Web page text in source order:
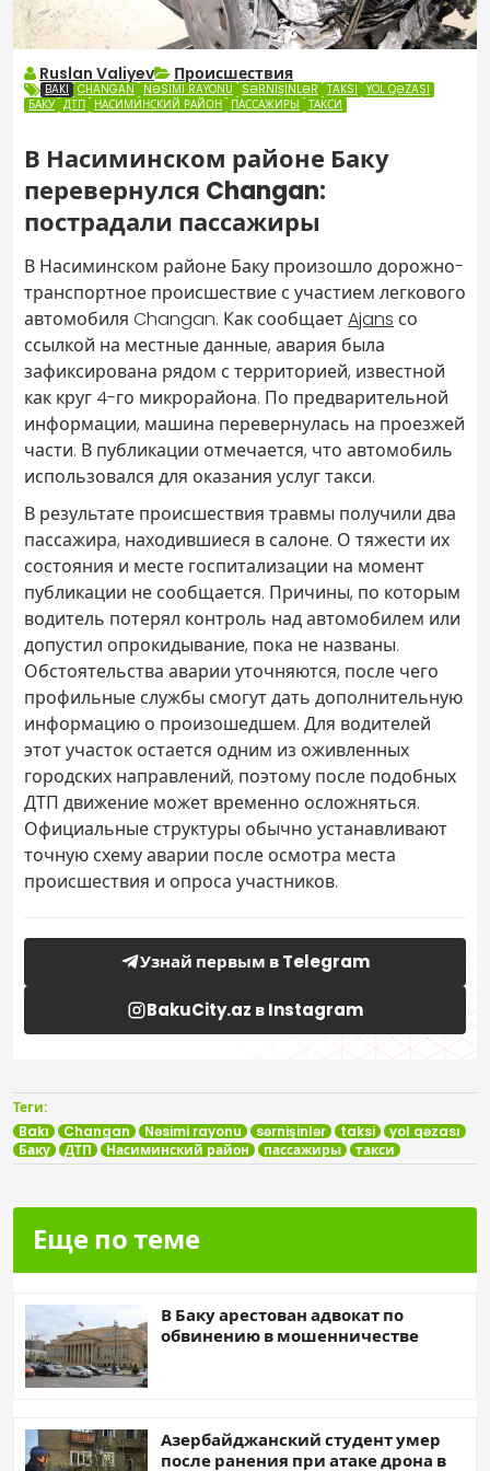
Ruslan Valiyev Происшествия
BAKI CHANGAN NƏSIMI RAYONU SƏRNIŞINLƏR TAKSI YOL QƏZASI
БАКУ ДТП НАСИМИНСКИЙ РАЙОН ПАССАЖИРЫ ТАКСИ
В Насиминском районе Баку
перевернулся Changan:
пострадали пассажиры
В Насиминском районе Баку произошло дорожно-
транспортное происшествие с участием легкового
автомобиля Changan. Как сообщаетAjans со
ссылкой на местные данные, авария была
зафиксирована рядом с территорией, известной
как круг 4-го микрорайона. По предварительной
информации, машина перевернулась на проезжей
части. В публикации отмечается, что автомобиль
использовался для оказания услуг такси.
В результате происшествия травмы получили два
пассажира, находившиеся в салоне. О тяжести их
состояния и месте госпитализации на момент
публикации не сообщается. Причины, по которым
водитель потерял контроль над автомобилем или
допустил опрокидывание, пока не названы.
Обстоятельства аварии уточняются, после чего
профильные службы смогут дать дополнительную
информацию о произошедшем. Для водителей
этот участок остается одним из оживленных
городских направлений, поэтому после подобных
ДТП движение может временно осложняться.
Официальные структуры обычно устанавливают
точную схему аварии после осмотра места
происшествия и опроса участников.
Узнай первым в Telegram
BakuCity.az в Instagram
Теги:
Bakı
Changan Nəsimi rayonu sərnişinlər taksi
yol qəzası
Баку
ДТП Насиминский район пассажиры такси
Еще по теме
В Баку арестован адвокат по
обвинению в мошенничестве
Азербайджанский студент умер
после ранения при атаке дрона в